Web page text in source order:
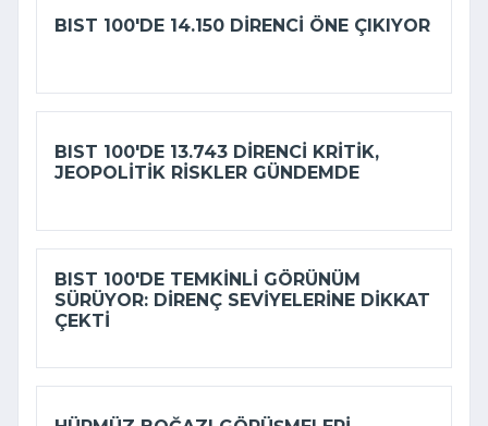
BIST 100'DE 14.150 DIRENCI ÖNE ÇIKIYOR
BIST 100'DE 13.743 DIRENCI KRITIK,
JEOPOLITIK RISKLER GÜNDEMDE
BIST 100'DE TEMKINLI GÖRÜNÜM
SÜRÜYOR: DIRENÇ SEVIYELERINE DIKKAT
ÇEKTI